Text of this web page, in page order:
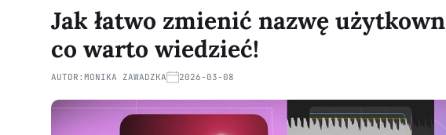
Jak łatwo zmienić nazwę
co warto wiedzieć!
AUTOR: MONIKA ZAWADZKA 2026-03-08